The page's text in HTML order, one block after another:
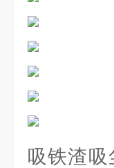
吸铁渣